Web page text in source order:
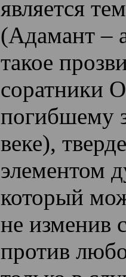
является
(Адамант –
такое
соратники
погибшему
веке),
элементом
который
не изменив
против